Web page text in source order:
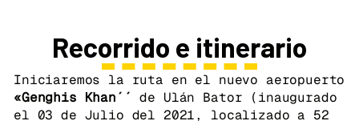
Recorrido e itinerario
Iniciaremos la ruta en el nuevo aeropuerto
«Genghis Khan´´de Ulán Bator (inaugurado
el 03 de Julio del 2021, localizado a 52